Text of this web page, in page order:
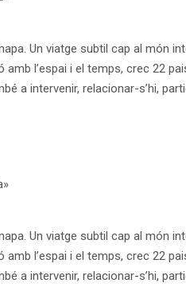
Un viatge subtil cap al món
l’espai i el temps, crec 22
a intervenir, relacionar-s’hi,
Un viatge subtil cap al món
l’espai i el temps, crec 22
a intervenir, relacionar-s’hi,